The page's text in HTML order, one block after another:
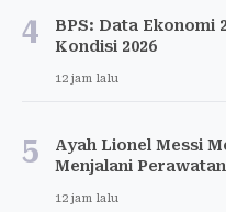
4
BPS: Data Ekonomi
Kondisi 2026
12 jam lalu
5
Ayah Lionel Messi
Menjalani
12 jam lalu